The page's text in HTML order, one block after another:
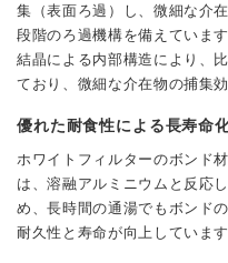
集（表面ろ過）し、微細な介
段階のろ過機構を備えていま
結晶による内部構造により、
ており、微細な介在物の捕集
優れた耐食性による長寿命
ホワイトフィルターのボンド
は、溶融アルミニウムと反応
め、長時間の通湯でもボンド
耐久性と寿命が向上しています